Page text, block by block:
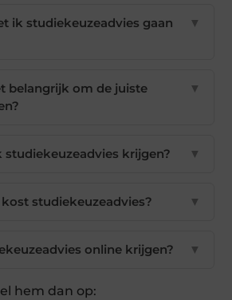
ik studiekeuzeadvies gaan
▼
belangrijk om de juiste
▼
studiekeuzeadvies krijgen? ▼
studiekeuzeadvies? ▼
online krijgen? ▼
hem dan op: